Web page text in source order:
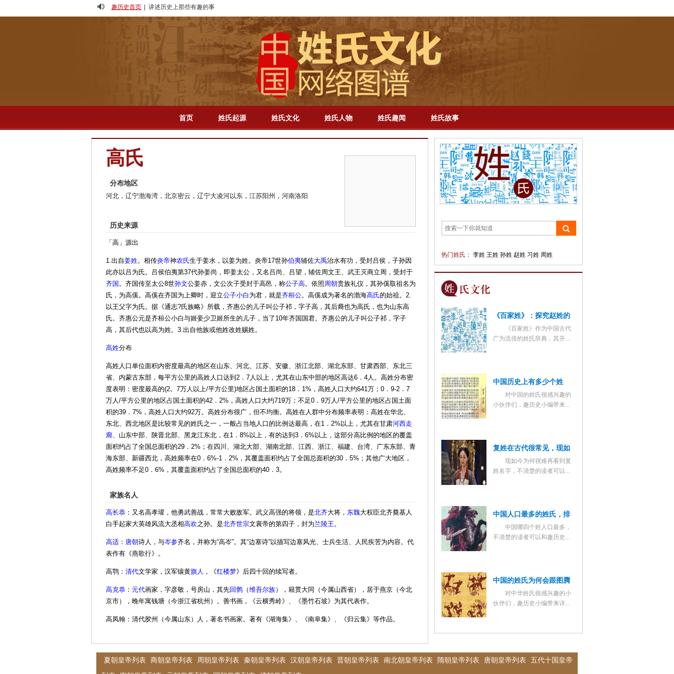
趣历史首页
| 讲述历史上那些有趣的事
人物 - 专题 - 影视 - 解梦 - 百家姓 - 成语 - 明星 - 历史 - 教育 - 三国 - 新闻 - 专题 - 手机版 - 百科 - 再现历史 - 生活 - 说剧 - 英文版
首页 姓氏起源 姓氏文化 姓氏人物 姓氏趣闻 姓氏故事
高氏
分布地区
河北，辽宁渤海湾，北京密云，辽宁大凌河以东，江苏阳州，河南洛阳
历史来源
「高」源出
1.出自姜姓。相传炎帝神农氏生于姜水，以姜为姓。炎帝17世孙伯夷辅佐大禹治水有功，受封吕侯，子孙因
此亦以吕为氏。吕侯伯夷第37代孙姜尚，即姜太公，又名吕尚、吕望，辅佐周文王、武王灭商立周，受封于
齐国 。齐国传至太公8世孙文公姜赤，文公次子受封于高邑，称公子高。依照周朝贵族礼仪，其孙傒取祖名为
氏，为高傒。高傒在齐国为上卿时，迎立公子小白 为君，就是齐桓公。高傒成为著名的渤海高氏的始祖。2.
以王父字为氏。据《通志?氏族略》所载，齐惠公的儿子叫公子祁，字子高，其后裔也为高氏，也为山东高
氏。齐惠公元是齐桓公小白与姬妾少卫姬所生的儿子，当了10年齐国国君。齐惠公的儿子叫公子祁，字子
高，其后代也以高为姓。3.出自他族或他姓改姓赐姓。
高姓分布
高姓人口单位面积内密度最高的地区在山东、河北、江苏、安徽、浙江北部、湖北东部、甘肃西部、东北三
省、内蒙古东部，每平方公里的高姓人口达到2．7人以上，尤其在山东中部的地区高达6．4人。高姓分布密
度表明：密度最高的(2。7万人以上/平方公里)地区占国土面积的18．1%，高姓人口大约641万；0．9-2．7
万人/平方公里的地区占国土面积的42．2%，高姓人口大约719万；不足0．9万人/平方公里的地区占国土面
积的39．7%，高姓人口大约92万。高姓分布很广，但不均衡。高姓在人群中分布频率表明：高姓在华北、
东北、西北地区是比较常见的姓氏之一，一般占当地人口的比例达最高，在1．2%以上，尤其在甘肃河西走
廊、山东中部、陕晋北部、黑龙江东北，在1．8%以上，有的达到3．6%以上，这部分高比例的地区的覆盖
面积约占了全国总面积的29．2%；在四川、湖北大部、湖南北部、江西、浙江、福建、台湾、广东东部、青
海东部、新疆西北，高姓频率在0．6%-1．2%，其覆盖面积约占了全国总面积的30．5%；其他广大地区，
高姓频率不足0．6%，其覆盖面积约占了全国总面积的40．3。
家族名人
高长恭 ：又名高孝瓘，他勇武善战，常常大败敌军。武义高强的将领，是北齐大将， 东魏大权臣北齐奠基人
白手起家大英雄风流大丞相高欢之孙。是北齐世宗文襄帝的第四子，封为兰陵王。
高适 ： 唐朝诗人，与岑参齐名，并称为“高岑”。其“边塞诗”以描写边塞风光、士兵生活、人民疾苦为内容。代
表作有《燕歌行》。
高鹗： 清代文学家，汉军镶黄旗人 ，《红楼梦》后四十回的续写者。
高克恭 ： 元代画家，字彦敬，号房山，其先回鹘 （维吾尔族），籍贯大同（今属山西省），居于燕京（今北
京市），晚年寓钱塘（今浙江省杭州）。善书画，《云横秀岭》、《墨竹石坡》为其代表作。
高凤翰：清代胶州（今属山东）人，著名书画家。著有《湖海集》、《南阜集》、《归云集》等作品。
热门姓氏： 李姓 王姓 孙姓 赵姓 习姓 周姓
《百家姓》：探究赵姓的
首位之谜
《百家姓》作为中国古代
广为流传的姓氏辞典，其开...
中国历史上有多少个姓
氏？有哪些奇怪的姓氏
对中国的姓氏很感兴趣的
小伙伴们，趣历史小编带来...
复姓在古代很常见，现如
今为何很那再看到复姓名
现如今为何很难再看到复
姓名字，不清楚的读者可以...
中国人口最多的姓氏，排
名前四位的是哪几个？
中国哪四个姓人口最多，
不清楚的读者可以和趣历史...
中国的姓氏为何会跟图腾
联系起来？图腾为何会成
对中华姓氏很感兴趣的小
伙伴们，趣历史小编带来详...
夏朝皇帝列表 商朝皇帝列表 周朝皇帝列表 秦朝皇帝列表 汉朝皇帝列表 晋朝皇帝列表 南北朝皇帝列表 隋朝皇帝列表 唐朝皇帝列表
五代十国皇帝